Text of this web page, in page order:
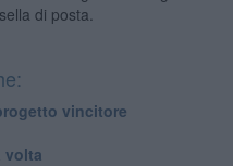
di posta.
vincitore
volta